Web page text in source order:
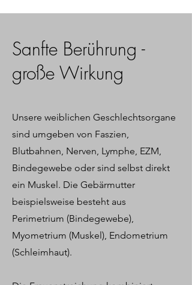
Sanfte Berührung -
große Wirkung
Unsere weiblichen Geschlechtsorgane
sind umgeben von Faszien,
Blutbahnen, Nerven, Lymphe, EZM,
Bindegewebe oder sind selbst direkt
ein Muskel. Die Gebärmutter
beispielsweise besteht aus
Perimetrium (Bindegewebe),
Myometrium (Muskel), Endometrium
(Schleimhaut).